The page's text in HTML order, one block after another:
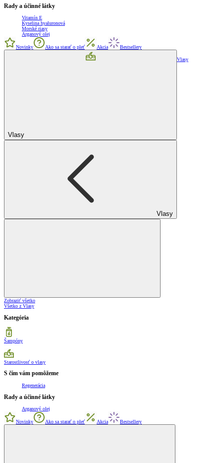
Rady a účinné látky
Vitamín E
Kyselina hyaluronová
Morské riasy
Arganový olej
Novinky Ako sa starať o pleť Akcia Bestsellery
Vlasy
Vlasy
Vlasy
Zobraziť všetko
Všetko z Vlasy
Kategória
Šampóny
Starostlivosť o vlasy
S čím vám pomôžeme
Regenerácia
Rady a účinné látky
Arganový olej
Novinky Ako sa starať o pleť Akcia Bestsellery